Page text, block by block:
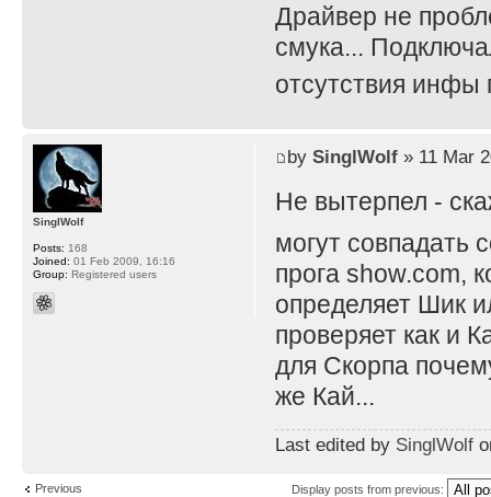
Драйвер не
смука...
отсутствия инфы
by SinglWolf» 11 Mar
Не вытерпел -
могут совпадать
прога show.com,
определяет Шик
проверяет как и
для Скорпа
же Кай...
Last edited by SinglWolf
SinglWolf
Posts: 168
Joined: 01 Feb 2009, 16:16
Group: Registered users
Previous Display posts from previous: